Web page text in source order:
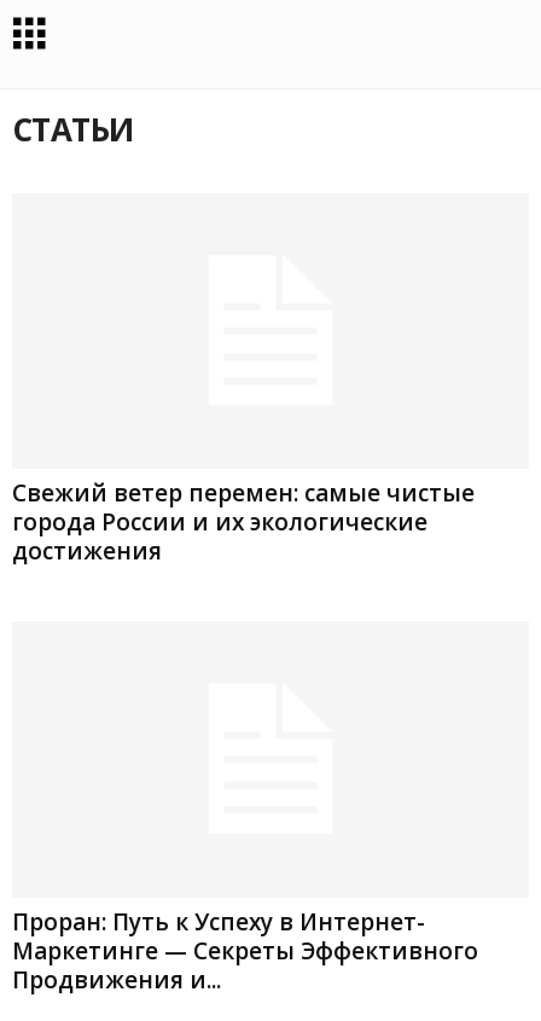
СТАТЬИ
Свежий ветер перемен: самые чистые
города России и их экологические
достижения
Проран: Путь к Успеху в Интернет-
Маркетинге — Секреты Эффективного
Продвижения и...